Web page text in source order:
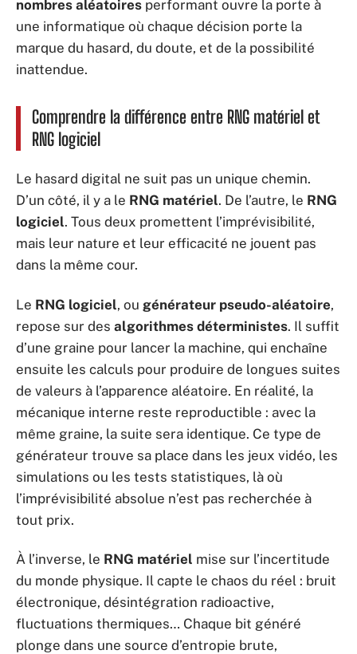
nombres aléatoires performant ouvre la porte à
une informatique où chaque décision porte la
marque du hasard, du doute, et de la possibilité
inattendue.
Comprendre la différence entre RNG matériel et
RNG logiciel
Le hasard digital ne suit pas un unique chemin.
D’un côté, il y a le RNG matériel. De l’autre, le RNG
logiciel. Tous deux promettent l’imprévisibilité,
mais leur nature et leur efficacité ne jouent pas
dans la même cour.
Le RNG logiciel, ou générateur pseudo-aléatoire,
repose sur des algorithmes déterministes. Il suffit
d’une graine pour lancer la machine, qui enchaîne
ensuite les calculs pour produire de longues suites
de valeurs à l’apparence aléatoire. En réalité, la
mécanique interne reste reproductible : avec la
même graine, la suite sera identique. Ce type de
générateur trouve sa place dans les jeux vidéo, les
simulations ou les tests statistiques, là où
l’imprévisibilité absolue n’est pas recherchée à
tout prix.
À l’inverse, le RNG matériel mise sur l’incertitude
du monde physique. Il capte le chaos du réel : bruit
électronique, désintégration radioactive,
fluctuations thermiques… Chaque bit généré
plonge dans une source d’entropie brute,